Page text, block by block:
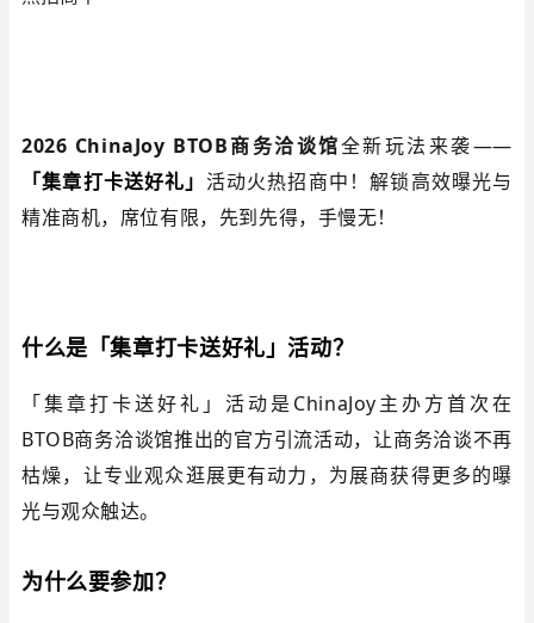
2026 ChinaJoy BTOB商务洽谈馆全新玩法来袭——
「集章打卡送好礼」 活动火热招商中！解锁高效曝光与
精准商机， 席位有限，先到先得，手慢无！
什么是「集章打卡送好礼」活动？
「集章打卡送好礼」活动是ChinaJoy主办方首次在
BTOB商务洽谈馆推出的官方引流活动，让商务洽谈不再
枯燥，让专业观众逛展更有动力，为展商获得更多的曝
光与观众触达。
为什么要参加？